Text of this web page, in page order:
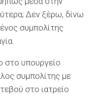
Δεν ξέρω, δίνω
συμπολίτης
στο υπουργείο
συμπολίτης με
στο ιατρείο